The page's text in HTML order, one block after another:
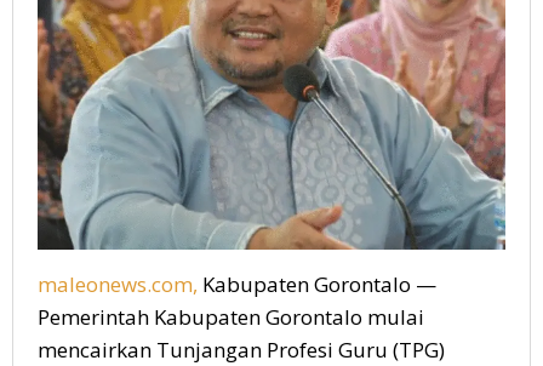
maleonews.com, Kabupaten Gorontalo —
Pemerintah Kabupaten Gorontalo mulai
mencairkan Tunjangan Profesi Guru (TPG)